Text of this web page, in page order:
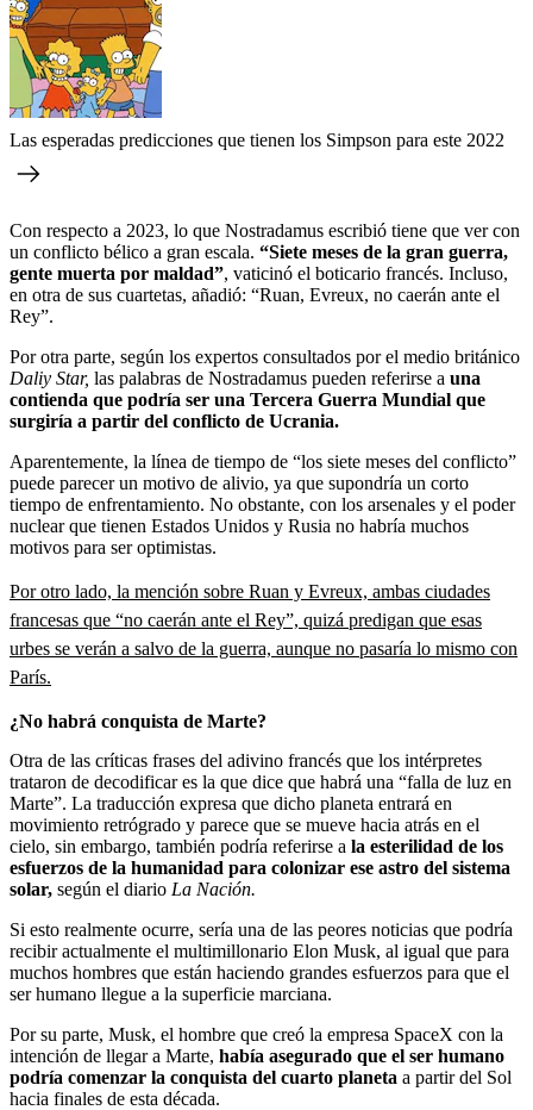
Las esperadas predicciones que tienen los Simpson para este 2022
Con respecto a 2023, lo que Nostradamus escribió tiene que ver con
un conflicto bélico a gran escala. “Siete meses de la gran guerra,
gente muerta por maldad”, vaticinó el boticario francés. Incluso,
en otra de sus cuartetas, añadió: “Ruan, Evreux, no caerán ante el
Rey”.
Por otra parte, según los expertos consultados por el medio británico
Daliy Star, las palabras de Nostradamus pueden referirse a una
contienda que podría ser una Tercera Guerra Mundial que
surgiría a partir del conflicto de Ucrania.
Aparentemente, la línea de tiempo de “los siete meses del conflicto”
puede parecer un motivo de alivio, ya que supondría un corto
tiempo de enfrentamiento. No obstante, con los arsenales y el poder
nuclear que tienen Estados Unidos y Rusia no habría muchos
motivos para ser optimistas.
Por otro lado, la mención sobre Ruan y Evreux, ambas ciudades
francesas que “no caerán ante el Rey”, quizá predigan que esas
urbes se verán a salvo de la guerra, aunque no pasaría lo mismo con
París.
¿No habrá conquista de Marte?
Otra de las críticas frases del adivino francés que los intérpretes
trataron de decodificar es la que dice que habrá una “falla de luz en
Marte”. La traducción expresa que dicho planeta entrará en
movimiento retrógrado y parece que se mueve hacia atrás en el
cielo, sin embargo, también podría referirse a la esterilidad de los
esfuerzos de la humanidad para colonizar ese astro del sistema
solar, según el diario La Nación.
Si esto realmente ocurre, sería una de las peores noticias que podría
recibir actualmente el multimillonario Elon Musk, al igual que para
muchos hombres que están haciendo grandes esfuerzos para que el
ser humano llegue a la superficie marciana.
Por su parte, Musk, el hombre que creó la empresa SpaceX con la
intención de llegar a Marte, había asegurado que el ser humano
podría comenzar la conquista del cuarto planeta a partir del Sol
hacia finales de esta década.